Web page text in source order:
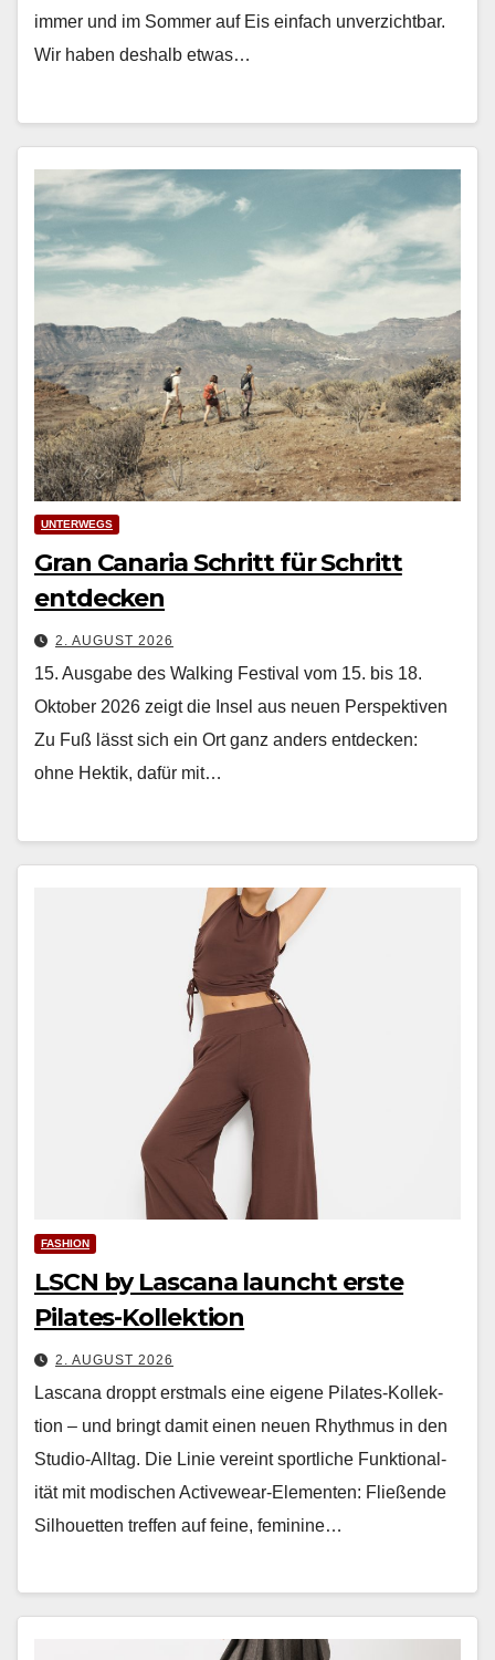
immer und im Som­mer auf Eis ein­fach unverzicht­bar.
Wir haben deshalb etwas…
UNTERWEGS
Gran Canaria Schritt für Schritt
entdecken
2. AUGUST 2026
15. Ausgabe des Walking Festival vom 15. bis 18.
Oktober 2026 zeigt die Insel aus neuen Perspektiven
Zu Fuß lässt sich ein Ort ganz anders ent­deck­en:
ohne Hek­tik, dafür mit…
FASHION
LSCN by Lascana launcht erste
Pilates-Kollektion
2. AUGUST 2026
Las­cana droppt erst­mals eine eigene Pilates-Kollek­
tion – und bringt damit einen neuen Rhyth­mus in den
Stu­dio-All­t­ag. Die Lin­ie vere­int sportliche Funk­tion­al­
ität mit modis­chen Activewear-Ele­menten: Fließende
Sil­hou­et­ten tre­f­fen auf feine, fem­i­nine…